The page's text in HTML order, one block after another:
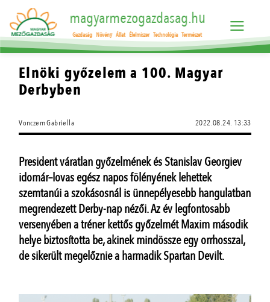
magyarmezogazdasag.hu
Gazdaság Növény Állat Élelmiszer Technológia Természet
Elnöki győzelem a 100. Magyar
Derbyben
Vonczem Gabriella 2022.08.24. 13:33
President váratlan győzelmének és Stanislav Georgiev
idomár–lovas egész napos fölényének lehettek
szemtanúi a szokásosnál is ünnepélyesebb hangulatban
megrendezett Derby-nap nézői. Az év legfontosabb
versenyében a tréner kettős győzelmét Maxim második
helye biztosította be, akinek mindössze egy orrhosszal,
de sikerült megelőznie a harmadik Spartan Devilt.